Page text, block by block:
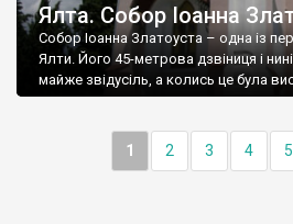
Ялта. Собор Іоанна
Собор Іоанна Златоуста – одна із
Ялти. Його 45-метрова дзвіниця і
майже звідусіль, а колись це була
1 2 3 4 5